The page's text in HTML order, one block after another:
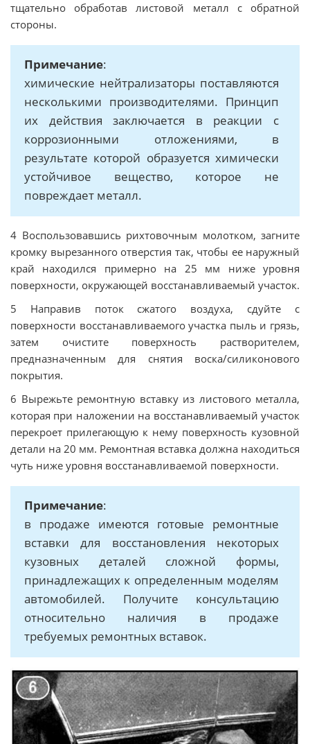
тщательно обработав листовой металл с обратной
стороны.
Примечание:
химические нейтрализаторы поставляются
несколькими производителями. Принцип
их действия заключается в реакции с
коррозионными отложениями, в
результате которой образуется химически
устойчивое вещество, которое не
повреждает металл.
4 Воспользовавшись рихтовочным молотком, загните
кромку вырезанного отверстия так, чтобы ее наружный
край находился примерно на 25 мм ниже уровня
поверхности, окружающей восстанавливаемый участок.
5 Направив поток сжатого воздуха, сдуйте с
поверхности восстанавливаемого участка пыль и грязь,
затем очистите поверхность растворителем,
предназначенным для снятия воска/силиконового
покрытия.
6 Вырежьте ремонтную вставку из листового металла,
которая при наложении на восстанавливаемый участок
перекроет прилегающую к нему поверхность кузовной
детали на 20 мм. Ремонтная вставка должна находиться
чуть ниже уровня восстанавливаемой поверхности.
Примечание:
в продаже имеются готовые ремонтные
вставки для восстановления некоторых
кузовных деталей сложной формы,
принадлежащих к определенным моделям
автомобилей. Получите консультацию
относительно наличия в продаже
требуемых ремонтных вставок.